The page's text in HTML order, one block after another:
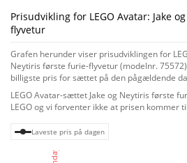
Pandoras miljø, hvor børn og familier kan
skabe nye historier. Sæt flere sæt sammen
legemulighederne og bygge en unik version
na'vi-scener
LEGO Avatar sæt er fyldt med ikoniske
giver børn en sjov legeoplevelse og
historiefortælling. Modellerne ser også
detaljerede omgivelser skabt til væsnerne, så
fokusere, mens de bygger det farverige
Prisudvikling for LEGO Avatar: Jake
flyvetur
Grafen herunder viser prisudviklingen for
Neytiris første furie-flyvetur (modelnr.
billigste pris for sættet på den pågældende
LEGO Avatar-sættet Jake og Neytiris første
LEGO og vi forventer ikke at prisen kommer
Laveste pris på dagen